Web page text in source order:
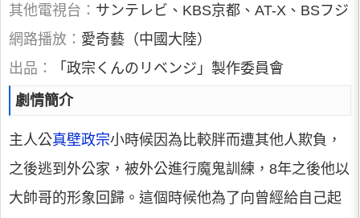
其他電視台： サンテレビ、KBS京都、AT-X、BSフジ
網路播放： 愛奇藝（中國大陸）
出品：
「政宗くんのリベンジ」製作委員會
劇情簡介
主人公真壁政宗小時候因為比較胖而遭其他人欺負，
之後逃到外公家，被外公進行魔鬼訓練，8年之後他以
大帥哥的形象回歸。這個時候他為了向曾經給自己起